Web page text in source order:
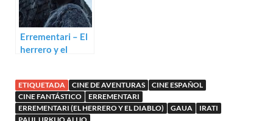
Errementari – El
herrero y el
ETIQUETADA CINE DE AVENTURAS
CINE ESPAÑOL
CINE FANTÁSTICO
ERREMENTARI
ERREMENTARI (EL HERRERO Y EL DIABLO)
GAUA
IRATI